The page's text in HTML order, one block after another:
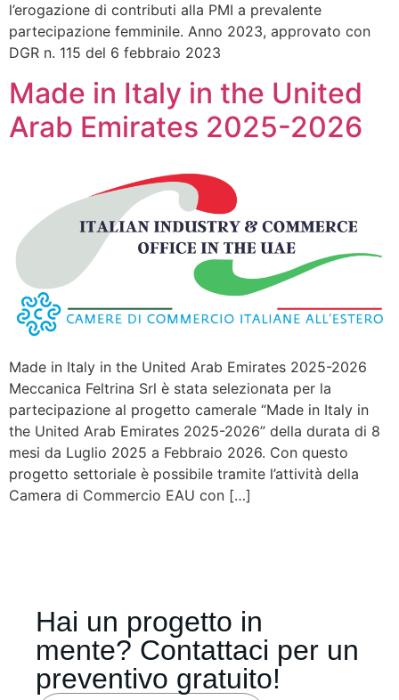
l’erogazione di contributi alla PMI a prevalente
partecipazione femminile. Anno 2023, approvato con
DGR n. 115 del 6 febbraio 2023
Made in Italy in the United
Arab Emirates 2025-2026
Made in Italy in the United Arab Emirates 2025-2026
Meccanica Feltrina Srl è stata selezionata per la
partecipazione al progetto camerale “Made in Italy in
the United Arab Emirates 2025-2026” della durata di 8
mesi da Luglio 2025 a Febbraio 2026. Con questo
progetto settoriale è possibile tramite l’attività della
Camera di Commercio EAU con […]
Hai un progetto in
mente? Contattaci per un
preventivo gratuito!